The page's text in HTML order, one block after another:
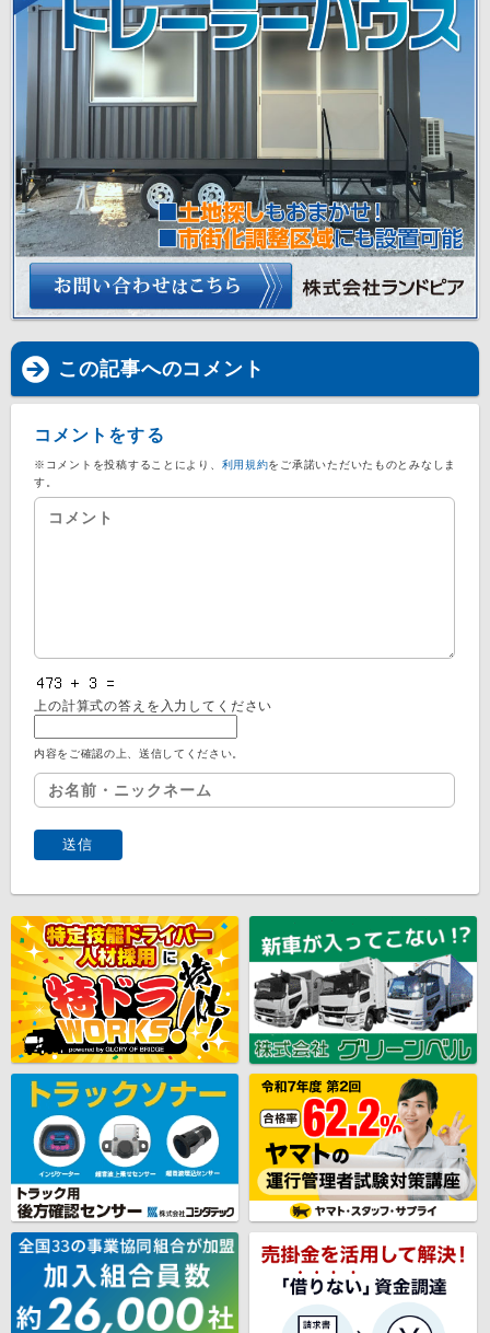
この記事へのコメント
コメントをする
※コメントを投稿することにより、 利用規約をご承諾いただいたものとみなしま
す。
上の計算式の答えを入力してください
内容をご確認の上、送信してください。